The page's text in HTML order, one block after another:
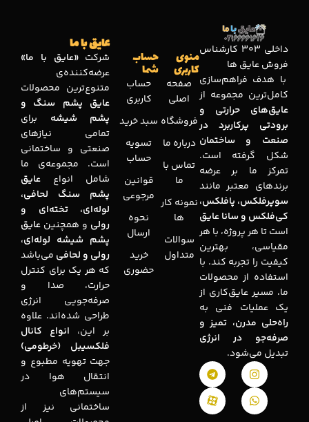
داخلی 303 کارشناس
فروش عایق ها
با هدف فراهم‌سازی
کامل‌ترین مجموعه‌ از
عایق‌های حرارتی و
برودتی پرکاربرد در
صنعت و ساختمان
شکل گرفته است.
تمرکز ما بر عرضه
برندهای معتبر مانند
سوپرفلکس، پافلکس،
کی‌فلکس و سانا عایق
است تا هر پروژه، با هر
مقیاسی، بهترین
کیفیت را تجربه کند. با
استفاده از محصولات
ما، مسیر عایق‌کاری از
یک عملیات فنی به
راه‌حلی مدرن، تمیز و
صرفه‌جو در انرژی
تبدیل می‌شود.
منوی
کاربری
صفحه
اصلی
فروشگاه
درباره ما
تماس با
ما
نمونه کار
ها
سوالات
متداول
حساب
شما
حساب
کاربری
سبد خرید
تسویه
حساب
قوانین
مرجوعی
نحوه
ارسال
خرید
حضوری
عایق با ما
شرکت«عایق با ما»
عرضه‌کننده‌ی
متنوع‌ترین محصولات
عایق پشم سنگ و
پشم شیشه برای
تمامی نیازهای
صنعتی و ساختمانی
است. مجموعه‌ی ما
شامل انواع عایق
پشم سنگ لحافی،
لوله‌ای، تخته‌ای و
رولی و همچنین عایق
پشم شیشه لوله‌ای،
رولی و لحافی می‌باشد
که هر یک برای کنترل
حرارت، صدا و
صرفه‌جویی انرژی
طراحی شده‌اند. علاوه
بر این، انواع کانال
فلکسیبل (خرطومی)
جهت تهویه مطبوع و
انتقال هوا در
سیستم‌های
ساختمانی نیز از